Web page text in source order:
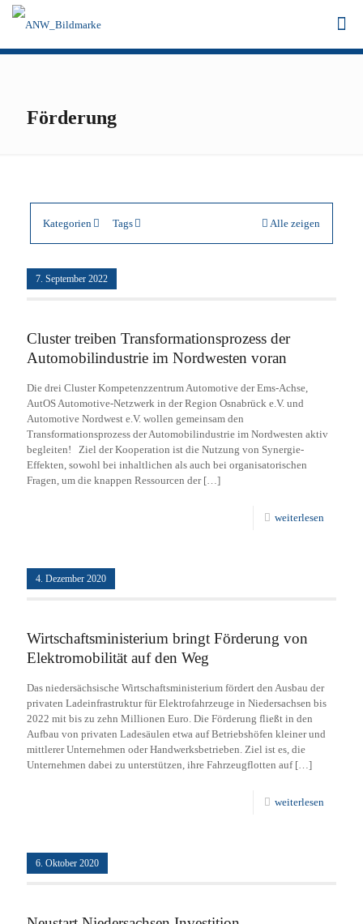
Förderung
Kategorien Tags Alle zeigen
7. September 2022
Cluster treiben Transformationsprozess der
Automobilindustrie im Nordwesten voran
Die drei Cluster Kompetenzzentrum Automotive der Ems-Achse,
AutOS Automotive-Netzwerk in der Region Osnabrück e.V. und
Automotive Nordwest e.V. wollen gemeinsam den
Transformationsprozess der Automobilindustrie im Nordwesten aktiv
begleiten! Ziel der Kooperation ist die Nutzung von Synergie-
Effekten, sowohl bei inhaltlichen als auch bei organisatorischen
Fragen, um die knappen Ressourcen der[…]
weiterlesen
4. Dezember 2020
Wirtschaftsministerium bringt Förderung von
Elektromobilität auf den Weg
Das niedersächsische Wirtschaftsministerium fördert den Ausbau der
privaten Ladeinfrastruktur für Elektrofahrzeuge in Niedersachsen bis
2022 mit bis zu zehn Millionen Euro. Die Förderung fließt in den
Aufbau von privaten Ladesäulen etwa auf Betriebshöfen kleiner und
mittlerer Unternehmen oder Handwerksbetrieben. Ziel ist es, die
Unternehmen dabei zu unterstützen, ihre Fahrzeugflotten auf[…]
weiterlesen
6. Oktober 2020